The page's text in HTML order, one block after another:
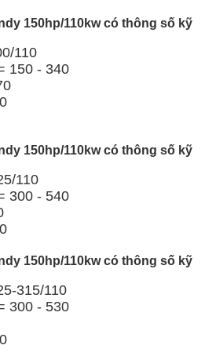
150hp/110kw có thông số kỹ
110
150 - 340
150hp/110kw có thông số kỹ
110
300 - 540
150hp/110kw có thông số kỹ
315/110
300 - 530